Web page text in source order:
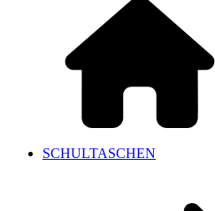
SCHULTASCHEN